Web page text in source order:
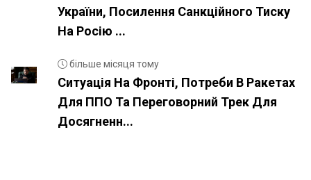
України, Посилення Санкційного Тиску
На Росію ...
більше місяця тому
Ситуація На Фронті, Потреби В Ракетах
Для ППО Та Переговорний Трек Для
Досягненн...